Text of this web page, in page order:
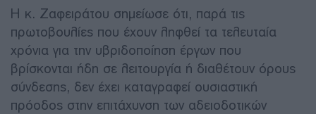
Η κ. Ζαφειράτου σημείωσε ότι, παρά τις
πρωτοβουλίες που έχουν ληφθεί τα τελευταία
χρόνια για την υβριδοποίηση έργων που
βρίσκονται ήδη σε λειτουργία ή διαθέτουν όρους
σύνδεσης, δεν έχει καταγραφεί ουσιαστική
πρόοδος στην επιτάχυνση των αδειοδοτικών